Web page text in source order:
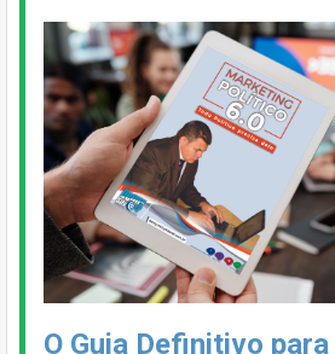
O Guia Definitivo